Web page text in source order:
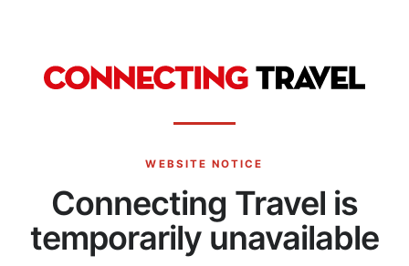
WEBSITE NOTICE
Connecting Travel is
temporarily unavailable